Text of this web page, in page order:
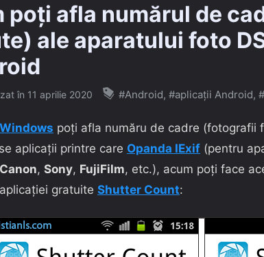
poți afla numărul de
ale aparatului foto
în 11 aprilie 2020 #Android, #aplicații Android,
Windows poți afla număru de cadre (fotografii
aplicații printre care Opanda IExif (pentru
Canon, Sony, FujiFilm, etc.), acum poți face
gratuite Shutter Count: